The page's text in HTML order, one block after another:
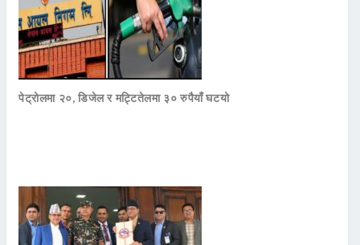
पेट्रोलमा २०, डिजेल र मट्टितेलमा ३० रुपैयाँ घटयो